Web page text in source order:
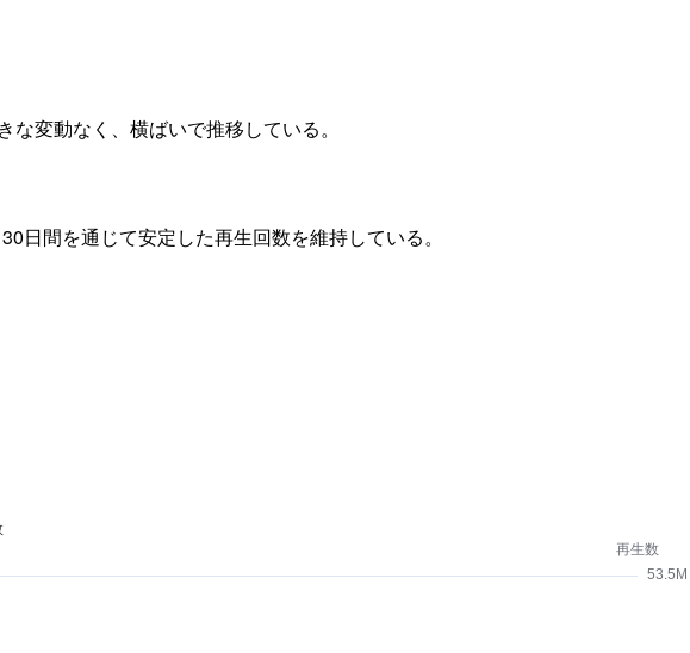
変動なく、横ばいで推移している。
間を通じて安定した再生回数を維持している。